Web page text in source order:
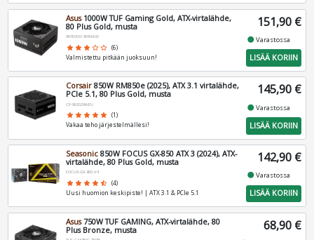
Asus1000W TUF Gaming Gold, ATX-virtalähde,
80 Plus Gold, musta
90YE00S1-B0NA00
star star star star_border star_border (6)
Valmistettu pitkään juoksuun!
151,90 €
fiber_manual_recordVarastossa
LISÄÄ KORIIN
Corsair 850W RM850e (2025), ATX 3.1 virtalähde,
PCIe 5.1, 80 Plus Gold, musta
CP-9020296-EU
star star star star star (1)
Vakaa teho järjestelmällesi!
145,90 €
fiber_manual_recordVarastossa
LISÄÄ KORIIN
Seasonic 850W FOCUS GX-850 ATX 3 (2024), ATX-
virtalähde, 80 Plus Gold, musta
FOCUS-GX-850-V4
star star star star star_half (4)
Uusi huomion keskipiste! | ATX 3.1 & PCIe 5.1
142,90 €
fiber_manual_recordVarastossa
LISÄÄ KORIIN
Asus750W TUF GAMING, ATX-virtalähde, 80
Plus Bronze, musta
68,90 €